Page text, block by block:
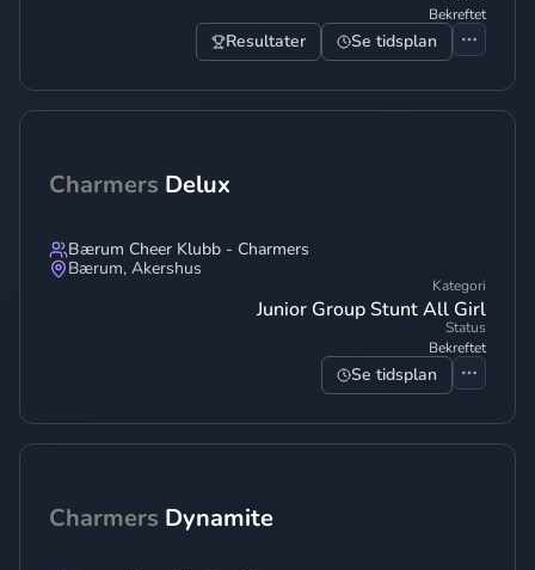
Bekreftet
Resultater Se tidsplan
Charmers Delux
Bærum Cheer Klubb - Charmers
Bærum, Akershus
Kategori
Junior Group Stunt All Girl
Status
Bekreftet
Se tidsplan
Charmers Dynamite